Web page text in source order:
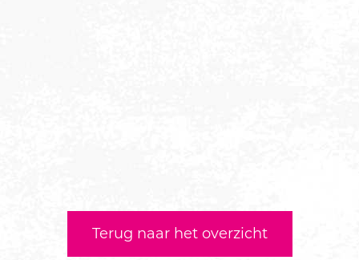
Terug naar het overzicht